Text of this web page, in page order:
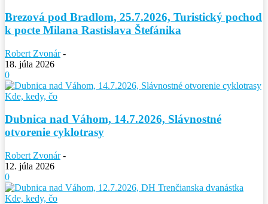
Brezová pod Bradlom, 25.7.2026, Turistický pochod
k pocte Milana Rastislava Štefánika
Robert Zvonár -
18. júla 2026
0
Kde, kedy, čo
Dubnica nad Váhom, 14.7.2026, Slávnostné
otvorenie cyklotrasy
Robert Zvonár -
12. júla 2026
0
Kde, kedy, čo